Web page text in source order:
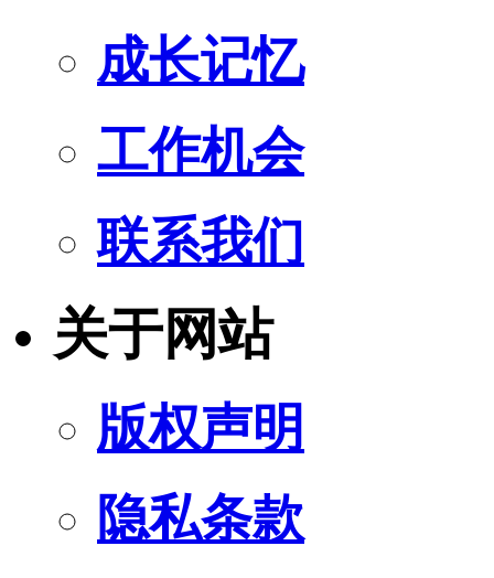
成长记忆
工作机会
联系我们
关于网站
版权声明
隐私条款